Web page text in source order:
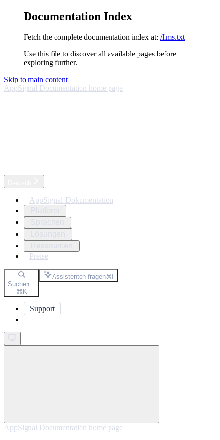
Documentation Index
Fetch the complete documentation index at: /llms.txt
Use this file to discover all available pages before
exploring further.
Skip to main content
AppSignal Documentation home page
AppSignal-Dokumentation
Preise
Suchen...
⌘K
Assistenten fragen⌘I
Support
AppSignal Documentation home page